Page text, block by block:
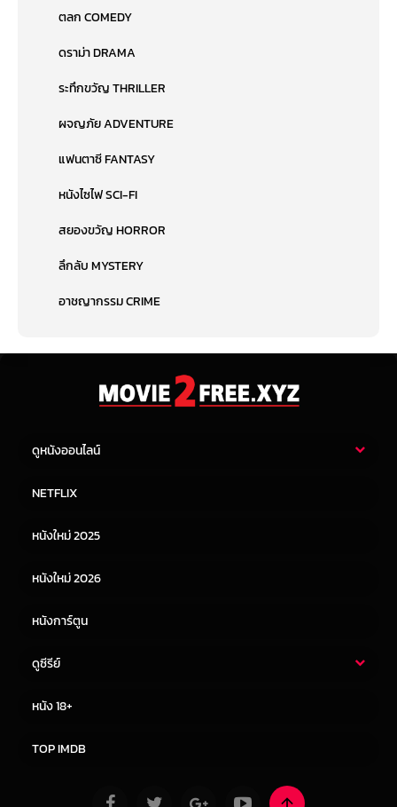
ตลก COMEDY
ดราม่า DRAMA
ระทึกขวัญ THRILLER
ผจญภัย ADVENTURE
แฟนตาซี FANTASY
หนังไซไฟ SCI-FI
สยองขวัญ HORROR
ลึกลับ MYSTERY
อาชญากรรม CRIME
ดูหนังออนไลน์
หนังจีน
NETFLIX
หนังใหม่ 2025
หนังใหม่ 2026
หนังการ์ตูน
ดูซีรีย์
หนัง 18+
TOP IMDB